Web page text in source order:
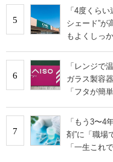
5
「4度くら
シェード”
もよくしっ
6
「レンジで
ガラス製容
「フタが簡
7
「もう3〜4
剤”に「職場
「一生これ